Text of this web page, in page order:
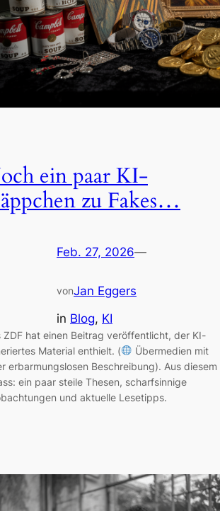
ein paar KI-
zu Fakes…
Feb. 27, 2026—
vonJan Eggers
in Blog, KI
ZDF hat einen Beitrag veröffentlicht, der KI-
Material enthielt. (
Übermedien mit
erbarmungslosen Beschreibung). Aus diesem
ein paar steile Thesen, scharfsinnige
und aktuelle Lesetipps.